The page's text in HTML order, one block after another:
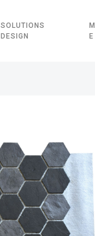
SOLUTIONS
DESIGN
E